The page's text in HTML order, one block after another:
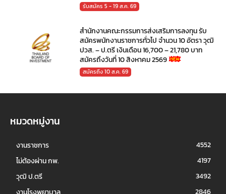
รับสมัคร 5 - 19 ส.ค. 69
สำนักงานคณะกรรมการส่งเสริมการลงทุน รับ
สมัครพนักงานราชการทั่วไป จำนวน 10 อัตรา วุฒิ
ปวส. – ป.ตรี เงินเดือน 16,700 – 21,780 บาท
สมัครถึงวันที่ 10 สิงหาคม 2569
สมัครถึง 10 ส.ค. 69
หมวดหมู่งาน
งานราชการ
4552
ไม่ต้องผ่าน กพ.
4197
วุฒิ ป.ตรี
3492
2846